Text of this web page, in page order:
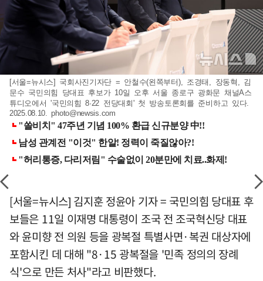
[서울=뉴시스] 국회사진기자단 = 안철수(왼쪽부터), 조경태, 장동혁, 김
문수 국민의힘 당대표 후보가 10일 오후 서울 종로구 광화문 채널A스
튜디오에서 '국민의힘 8·22 전당대회' 첫 방송토론회를 준비하고 있다.
2025.08.10.photo@newsis.com
[서울=뉴시스] 김지훈 정윤아 기자 = 국민의힘 당대표 후
보들은 11일 이재명 대통령이 조국 전 조국혁신당 대표
와 윤미향 전 의원 등을 광복절 특별사면·복권 대상자에
포함시킨 데 대해 "8·15 광복절을 '민족 정의의 장례
식'으로 만든 처사"라고 비판했다.